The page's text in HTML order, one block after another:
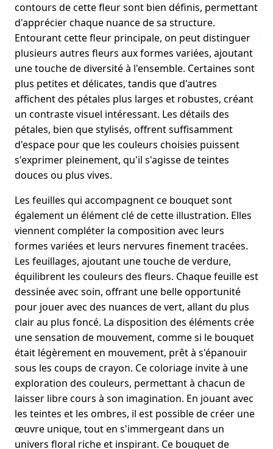
contours de cette fleur sont bien définis, permettant
d'apprécier chaque nuance de sa structure.
Entourant cette fleur principale, on peut distinguer
plusieurs autres fleurs aux formes variées, ajoutant
une touche de diversité à l'ensemble. Certaines sont
plus petites et délicates, tandis que d'autres
affichent des pétales plus larges et robustes, créant
un contraste visuel intéressant. Les détails des
pétales, bien que stylisés, offrent suffisamment
d'espace pour que les couleurs choisies puissent
s'exprimer pleinement, qu'il s'agisse de teintes
douces ou plus vives.
Les feuilles qui accompagnent ce bouquet sont
également un élément clé de cette illustration. Elles
viennent compléter la composition avec leurs
formes variées et leurs nervures finement tracées.
Les feuillages, ajoutant une touche de verdure,
équilibrent les couleurs des fleurs. Chaque feuille est
dessinée avec soin, offrant une belle opportunité
pour jouer avec des nuances de vert, allant du plus
clair au plus foncé. La disposition des éléments crée
une sensation de mouvement, comme si le bouquet
était légèrement en mouvement, prêt à s'épanouir
sous les coups de crayon. Ce coloriage invite à une
exploration des couleurs, permettant à chacun de
laisser libre cours à son imagination. En jouant avec
les teintes et les ombres, il est possible de créer une
œuvre unique, tout en s'immergeant dans un
univers floral riche et inspirant. Ce bouquet de